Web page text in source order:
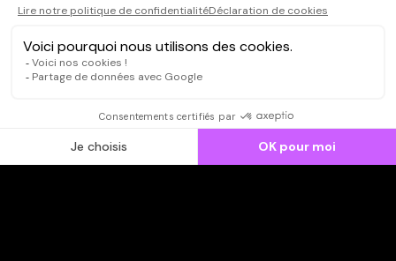
CONNEXION
Qui sommes-nous ?